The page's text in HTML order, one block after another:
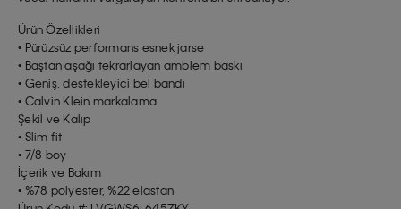
Ürün Özellikleri
• Pürüzsüz performans esnek jarse
• Baştan aşağı tekrarlayan amblem baskı
• Geniş, destekleyici bel bandı
• Calvin Klein markalama
Şekil ve Kalıp
• Slim fit
• 7/8 boy
İçerik ve Bakım
• %78 polyester, %22 elastan